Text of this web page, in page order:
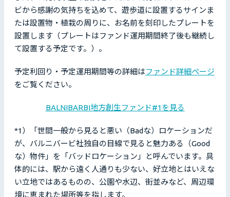
ビから感謝の気持ちを込めて、遊歩道に設置するサインま
たは設置物・植栽の周りに、お名前を刻印したプレートを
設置します（プレートはファンド運用期間終了後も継続し
て設置する予定です。）。
予定利回り・予定運用期間等の詳細はファンド詳細ページ
をご覧ください。
BALNIBARBI地方創生ファンド#1を見る
*1）「世間一般から見ると悪い（Badな）ロケーションだ
が、バルニバービ社独自の目線で見ると魅力ある（Good
な）物件」を「バッドロケーション」と呼んでいます。具
体的には、駅から遠く人通りも少ない、好立地とはいえな
い立地ではあるものの、公園や水辺、街並みなど、周辺環
境に恵まれた場所等を指します。